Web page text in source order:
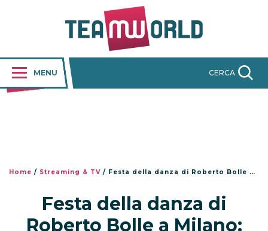
MENU CERCA
Home / Streaming & TV / Festa della danza di Roberto Bolle a Milano: lezioni e workshop gratuiti
Festa della danza di
Roberto Bolle a Milano: